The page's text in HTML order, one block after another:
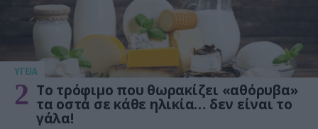
ΥΓΕΙΑ
2 Το τρόφιμο που θωρακίζει «αθόρυβα»
τα οστά σε κάθε ηλικία… δεν είναι το
γάλα!